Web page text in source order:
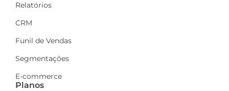
Relatórios
CRM
Funil de Vendas
Segmentações
E-commerce
Planos